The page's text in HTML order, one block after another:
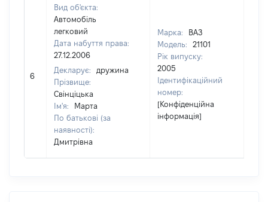
6
Вид об'єкта:
Автомобіль
легковий
Дата набуття права:
27.12.2006
Декларує:
дружина
Прізвище:
Свінціцька
Ім'я:
Марта
По батькові (за
наявності):
Дмитрівна
Марка:
ВАЗ
Модель:
21101
Рік випуску:
2005
Ідентифікаційний
номер:
[Конфіденційна
інформація]